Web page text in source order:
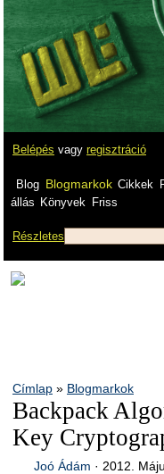
Belépés vagy regisztráció
Blog Blogmarkok Cikkek
állás Könyvek Friss
Részletes
Címlap » Blogmarkok
Backpack
Key
Joó Ádám · 2012.